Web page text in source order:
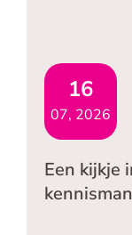
16
07, 2026
Een kijkje